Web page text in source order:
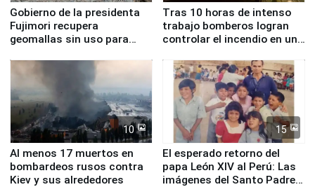
Gobierno de la presidenta
Fujimori recupera
geomallas sin uso para
Fenómeno El Niño
Tras 10 horas de intenso
trabajo bomberos logran
controlar el incendio en una
de Chile
10
Al menos 17 muertos en
bombardeos rusos contra
Kiev y sus alrededores
15
El esperado retorno del
papa León XIV al Perú: Las
imágenes del Santo Padre